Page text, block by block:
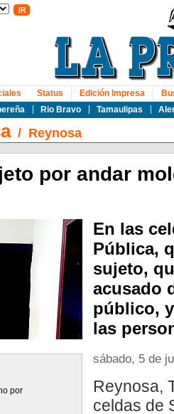
Rio Bravo Tamaulipas
Status Edición Impresa
/ Reynosa
por andar
por
En las
Pública,
sujeto,
acusado
público,
las
sábado, 5 de
Reynosa,
celdas de